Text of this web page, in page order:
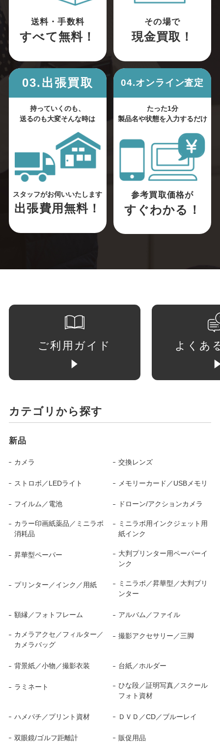
送料・手数料
すべて無料！
その場で
現金買取！
03.出張買取
持っていくのも、
送るのも大変そんな時は
スタッフがお伺いいたします
出張費用無料！
04.オンライン査定
たった1分
製品名や状態を入力するだけ
参考買取価格が
すぐわかる！
ご利用ガイド よくあ
カテゴリから探す
新品
カメラ 交換レンズ
ストロボ／LEDライト メモリーカード／USBメモリ
フイルム／電池 ドローン/アクションカメラ
カラー印画紙薬品／ミニラボ
消耗品
ミニラボ用インクジェット用
紙インク
昇華型ペーパー
大判プリンター用ペーパーイ
ンク
プリンター／インク／用紙
ミニラボ／昇華型／大判プリ
ンター
額縁／フォトフレーム アルバム／ファイル
カメラアクセ／フィルター／
カメラバッグ
撮影アクセサリー／三脚
背景紙／小物／撮影衣装 台紙／ホルダー
ラミネート
ひな段／証明写真／スクール
フォト資材
ハメパチ／プリント資材 ＤＶＤ／CD／ブルーレイ
双眼鏡/ゴルフ距離計 販促用品